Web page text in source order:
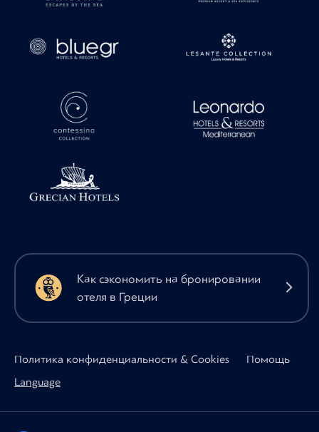
Как сэкономить на бронировании
отеля в Греции
Политика конфиденциальности & Cookies
Помощь
Language